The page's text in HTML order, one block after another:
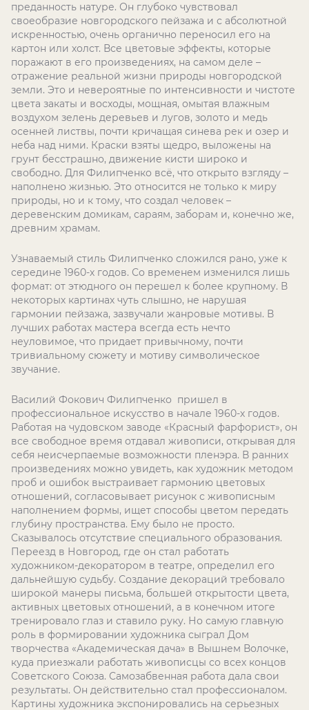
преданность натуре. Он глубоко чувствовал
своеобразие новгородского пейзажа и с абсолютной
искренностью, очень органично переносил его на
картон или холст. Все цветовые эффекты, которые
поражают в его произведениях, на самом деле –
отражение реальной жизни природы новгородской
земли. Это и невероятные по интенсивности и чистоте
цвета закаты и восходы, мощная, омытая влажным
воздухом зелень деревьев и лугов, золото и медь
осенней листвы, почти кричащая синева рек и озер и
неба над ними. Краски взяты щедро, выложены на
грунт бесстрашно, движение кисти широко и
свободно. Для Филипченко всё, что открыто взгляду –
наполнено жизнью. Это относится не только к миру
природы, но и к тому, что создал человек –
деревенским домикам, сараям, заборам и, конечно же,
древним храмам.
Узнаваемый стиль Филипченко сложился рано, уже к
середине 1960-х годов. Со временем изменился лишь
формат: от этюдного он перешел к более крупному. В
некоторых картинах чуть слышно, не нарушая
гармонии пейзажа, зазвучали жанровые мотивы. В
лучших работах мастера всегда есть нечто
неуловимое, что придает привычному, почти
тривиальному сюжету и мотиву символическое
звучание.
Василий Фокович Филипченко пришел в
профессиональное искусство в начале 1960-х годов.
Работая на чудовском заводе «Красный фарфорист», он
все свободное время отдавал живописи, открывая для
себя неисчерпаемые возможности пленэра. В ранних
произведениях можно увидеть, как художник методом
проб и ошибок выстраивает гармонию цветовых
отношений, согласовывает рисунок с живописным
наполнением формы, ищет способы цветом передать
глубину пространства. Ему было не просто.
Сказывалось отсутствие специального образования.
Переезд в Новгород, где он стал работать
художником-декоратором в театре, определил его
дальнейшую судьбу. Создание декораций требовало
широкой манеры письма, большей открытости цвета,
активных цветовых отношений, а в конечном итоге
тренировало глаз и ставило руку. Но самую главную
роль в формировании художника сыграл Дом
творчества «Академическая дача» в Вышнем Волочке,
куда приезжали работать живописцы со всех концов
Советского Союза. Самозабвенная работа дала свои
результаты. Он действительно стал профессионалом.
Картины художника экспонировались на серьезных